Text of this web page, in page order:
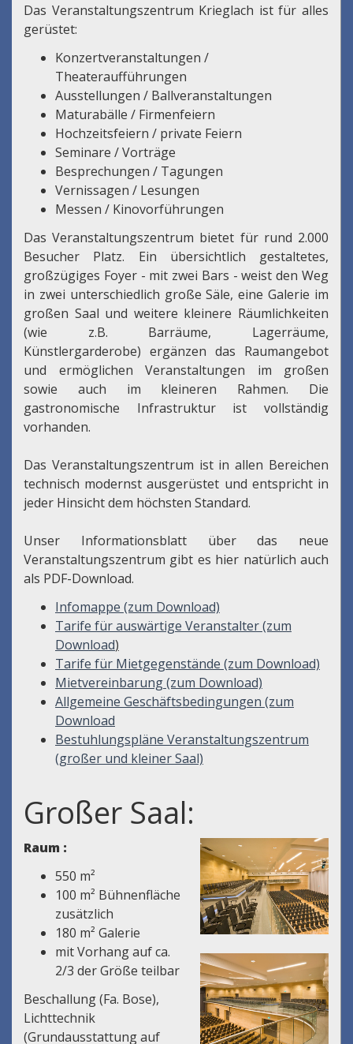
Das Veranstaltungszentrum Krieglach ist für alles
gerüstet:
Konzertveranstaltungen /
Theateraufführungen
Ausstellungen / Ballveranstaltungen
Maturabälle / Firmenfeiern
Hochzeitsfeiern / private Feiern
Seminare / Vorträge
Besprechungen / Tagungen
Vernissagen / Lesungen
Messen / Kinovorführungen
Das Veranstaltungszentrum bietet für rund 2.000
Besucher Platz. Ein übersichtlich gestaltetes,
großzügiges Foyer - mit zwei Bars - weist den Weg
in zwei unterschiedlich große Säle, eine Galerie im
großen Saal und weitere kleinere Räumlichkeiten
(wie z.B. Barräume, Lagerräume,
Künstlergarderobe) ergänzen das Raumangebot
und ermöglichen Veranstaltungen im großen
sowie auch im kleineren Rahmen. Die
gastronomische Infrastruktur ist vollständig
vorhanden.
Das Veranstaltungszentrum ist in allen Bereichen
technisch modernst ausgerüstet und entspricht in
jeder Hinsicht dem höchsten Standard.
Unser Informationsblatt über das neue
Veranstaltungszentrum gibt es hier natürlich auch
als PDF-Download.
Infomappe (zum Download)
Tarife für auswärtige Veranstalter (zum
Download)
Tarife für Mietgegenstände (zum Download)
Mietvereinbarung (zum Download)
Allgemeine Geschäftsbedingungen (zum
Download
Bestuhlungspläne Veranstaltungszentrum
(großer und kleiner Saal)
Großer Saal:
Raum :
550 m²
100 m² Bühnenfläche
zusätzlich
180 m² Galerie
mit Vorhang auf ca.
2/3 der Größe teilbar
Beschallung (Fa. Bose),
Lichttechnik
(Grundausstattung auf